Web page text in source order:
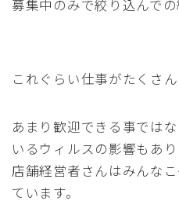
募集中のみで絞り込んでの
これぐらい仕事がたくさん
あまり歓迎できる事では
いるウィルスの影響もあり
店舗経営者さんはみんな
ています。